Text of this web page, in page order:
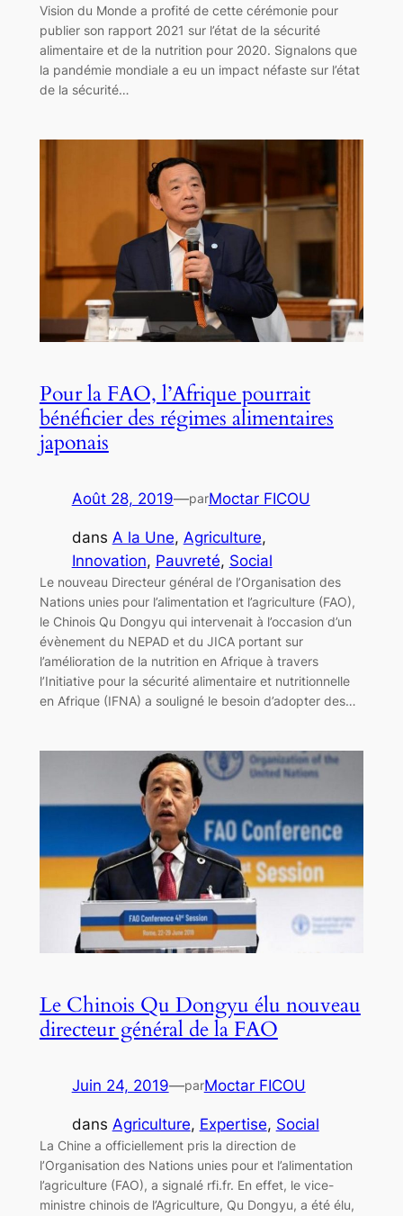
Vision du Monde a profité de cette cérémonie pour
publier son rapport 2021 sur l’état de la sécurité
alimentaire et de la nutrition pour 2020. Signalons que
la pandémie mondiale a eu un impact néfaste sur l’état
de la sécurité…
Pour la FAO, l’Afrique pourrait
bénéficier des régimes alimentaires
japonais
Août 28, 2019—parMoctar FICOU
dans A la Une, Agriculture
Innovation, Pauvreté, Social
Le nouveau Directeur général de l’Organisation des
Nations unies pour l’alimentation et l’agriculture (FAO),
le Chinois Qu Dongyu qui intervenait à l’occasion d’un
évènement du NEPAD et du JICA portant sur
l’amélioration de la nutrition en Afrique à travers
l’Initiative pour la sécurité alimentaire et nutritionnelle
en Afrique (IFNA) a souligné le besoin d’adopter des…
Le Chinois Qu Dongyu élu nouveau
directeur général de la FAO
Juin 24, 2019—parMoctar FICOU
dans Agriculture, Expertise, Social
La Chine a officiellement pris la direction de
l’Organisation des Nations unies pour et l’alimentation
l’agriculture (FAO), a signalé rfi.fr. En effet, le vice-
ministre chinois de l’Agriculture, Qu Dongyu, a été élu,